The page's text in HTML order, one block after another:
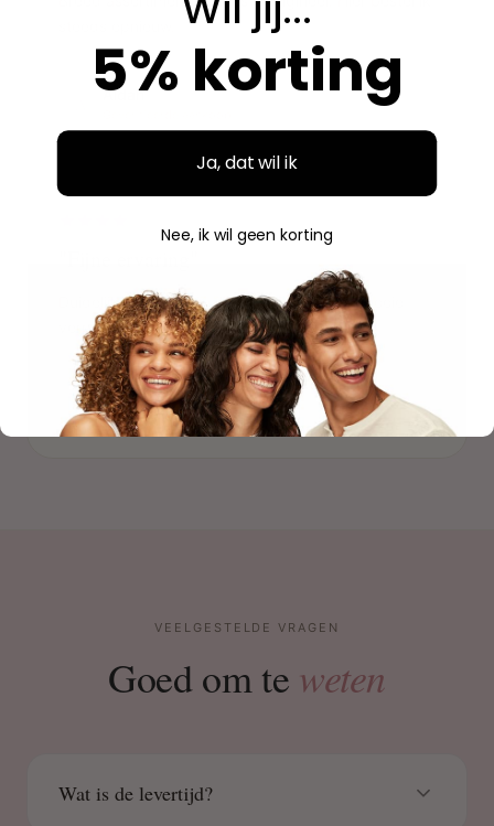
Aidan
"
Duidelijke website, makkelijk bestellen en mooie
verpakking. Volgende keer weer.
S Savannah
Geverifieerde aankoop
VEELGESTELDE VRAGEN
Goed om te weten
Wat is de levertijd?
5% korting
Ja, dat wil ik
Nee, ik wil geen korting